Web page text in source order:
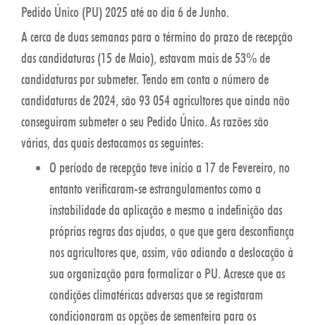
Pedido Único (PU) 2025 até ao dia 6 de Junho.
A cerca de duas semanas para o término do prazo de recepção
das candidaturas (15 de Maio), estavam mais de 53% de
candidaturas por submeter. Tendo em conta o número de
candidaturas de 2024, são 93 054 agricultores que ainda não
conseguiram submeter o seu Pedido Único. As razões são
várias, das quais destacamos as seguintes:
O período de recepção teve início a 17 de Fevereiro, no
entanto verificaram-se estrangulamentos como a
instabilidade da aplicação e mesmo a indefinição das
próprias regras das ajudas, o que que gera desconfiança
nos agricultores que, assim, vão adiando a deslocação à
sua organização para formalizar o PU. Acresce que as
condições climatéricas adversas que se registaram
condicionaram as opções de sementeira para os